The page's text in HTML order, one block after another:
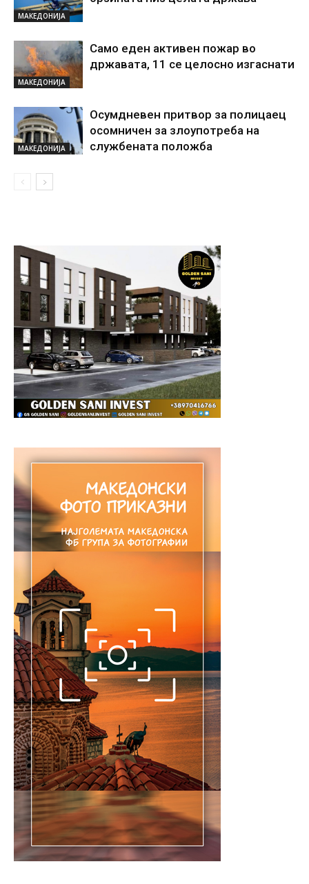
МАКЕДОНИЈА
МАКЕДОНИЈА
Само еден активен пожар во
државата, 11 се целосно изгаснати
МАКЕДОНИЈА
Осумдневен притвор за полицаец
осомничен за злоупотреба на
службената положба